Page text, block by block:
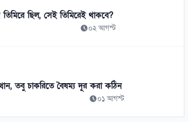
ছিল, সেই তিমিরেই থাকবে?
০২ আগস্ট
তবু চাকরিতে বৈষম্য দূর করা কঠিন
০১ আগস্ট